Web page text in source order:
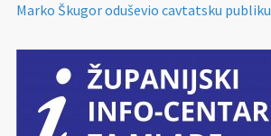
Marko Škugor oduševio cavtatsku publiku